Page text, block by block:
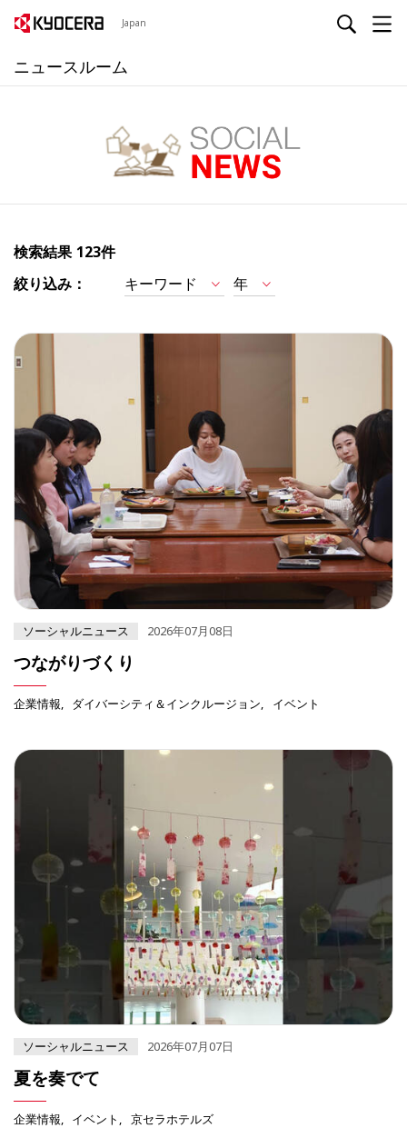
Japan
ニュースルーム
検索結果 123件
絞り込み：
キーワード 年
ソーシャルニュース 2026年07月08日
つながりづくり
企業情報 ダイバーシティ＆インクルージョン イベント
ソーシャルニュース 2026年07月07日
夏を奏でて
企業情報 イベント 京セラホテルズ